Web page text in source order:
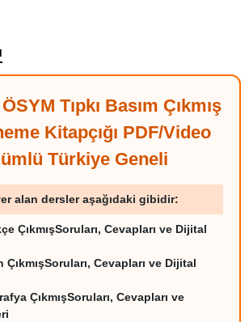
Tıpkı Basım Çıkmış
Kitapçığı PDF/Video
Türkiye Geneli
alan dersler aşağıdaki gibidir:
ÇıkmışSoruları, Cevapları ve Dijital
ÇıkmışSoruları, Cevapları ve Dijital
ÇıkmışSoruları, Cevapları ve